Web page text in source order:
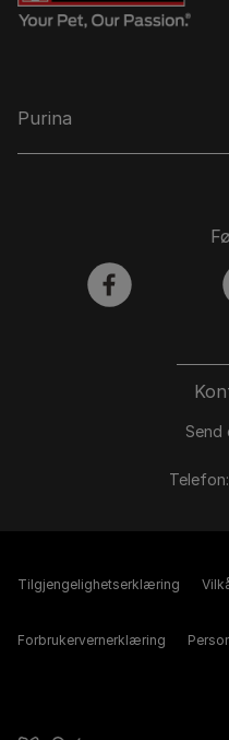
Purina
Send
facebook
Tilgjengelighetserklæring
Forbrukervernerklæring